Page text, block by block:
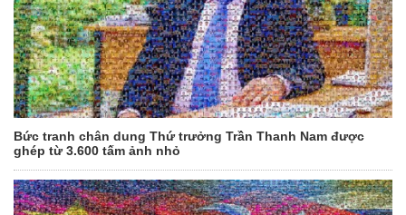
Bức tranh chân dung Thứ trưởng Trần Thanh Nam được
ghép từ 3.600 tấm ảnh nhỏ